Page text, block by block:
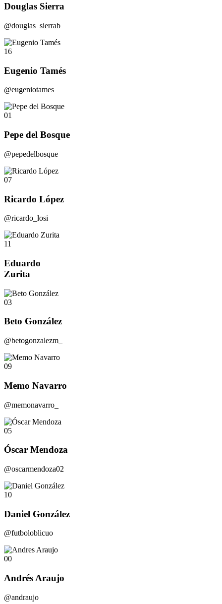
Douglas Sierra
@douglas_sierrab
16
Eugenio Tamés
@eugeniotames
01
Pepe del Bosque
@pepedelbosque
07
Ricardo López
@ricardo_losi
11
Eduardo
Zurita
03
Beto González
@betogonzalezm_
09
Memo Navarro
@memonavarro_
05
Óscar Mendoza
@oscarmendoza02
10
Daniel González
@futboloblicuo
00
Andrés Araujo
@andraujo